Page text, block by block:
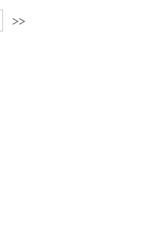
>>